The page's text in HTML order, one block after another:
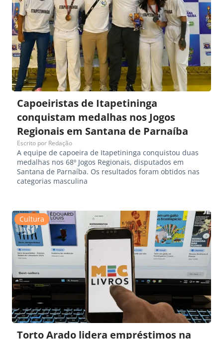
Capoeiristas de Itapetininga
conquistam medalhas nos Jogos
Regionais em Santana de Parnaíba
Escrito por Redação
A equipe de capoeira de Itapetininga conquistou duas
medalhas nos 68º Jogos Regionais, disputados em
Santana de Parnaíba. Os resultados foram obtidos nas
categorias masculina
Cultura
Torto Arado lidera empréstimos na